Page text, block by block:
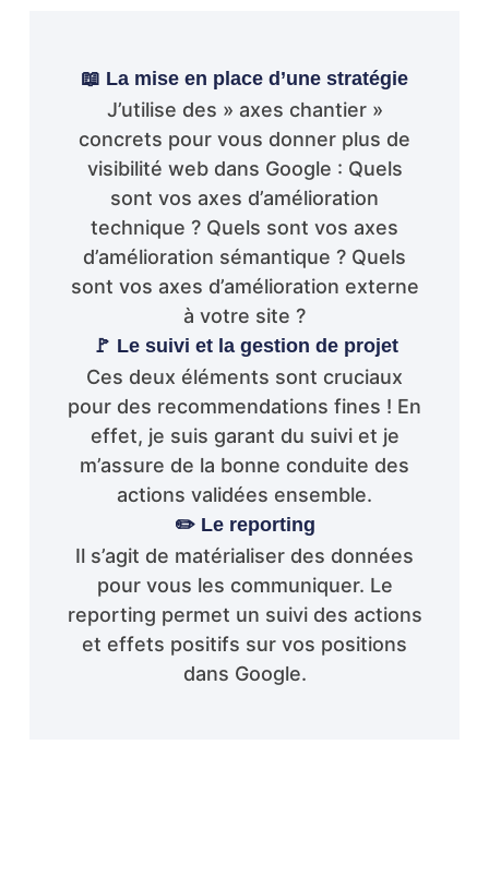
📖 La mise en place d’une stratégie
J’utilise des » axes chantier »
concrets pour vous donner plus de
visibilité web dans Google : Quels
sont vos axes d’amélioration
technique ? Quels sont vos axes
d’amélioration sémantique ? Quels
sont vos axes d’amélioration externe
à votre site ?
🚩 Le suivi et la gestion de projet
Ces deux éléments sont cruciaux
pour des recommendations fines ! En
effet, je suis garant du suivi et je
m’assure de la bonne conduite des
actions validées ensemble.
✏️ Le reporting
Il s’agit de matérialiser des données
pour vous les communiquer. Le
reporting permet un suivi des actions
et effets positifs sur vos positions
dans Google.